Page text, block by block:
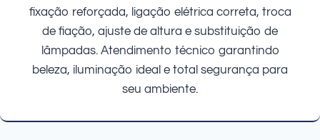
fixação reforçada, ligação elétrica correta, troca
de fiação, ajuste de altura e substituição de
lâmpadas. Atendimento técnico garantindo
beleza, iluminação ideal e total segurança para
seu ambiente.